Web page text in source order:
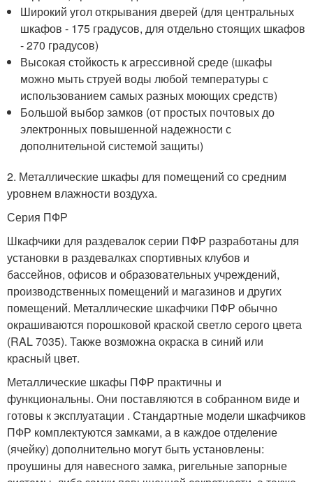
Широкий угол открывания дверей (для центральных
шкафов - 175 градусов, для отдельно стоящих шкафов
- 270 градусов)
Высокая стойкость к агрессивной среде (шкафы
можно мыть струей воды любой температуры с
использованием самых разных моющих средств)
Большой выбор замков (от простых почтовых до
электронных повышенной надежности с
дополнительной системой защиты)
2. Металлические шкафы для помещений со средним
уровнем влажности воздуха.
Серия ПФР
Шкафчики для раздевалок серии ПФР разработаны для
установки в раздевалках спортивных клубов и
бассейнов, офисов и образовательных учреждений,
производственных помещений и магазинов и других
помещений. Металлические шкафчики ПФР обычно
окрашиваются порошковой краской светло серого цвета
(RAL 7035). Также возможна окраска в синий или
красный цвет.
Металлические шкафы ПФР практичны и
функциональны. Они поставляются в собранном виде и
готовы к эксплуатации . Стандартные модели шкафчиков
ПФР комплектуются замками, а в каждое отделение
(ячейку) дополнительно могут быть установлены:
проушины для навесного замка, ригельные запорные